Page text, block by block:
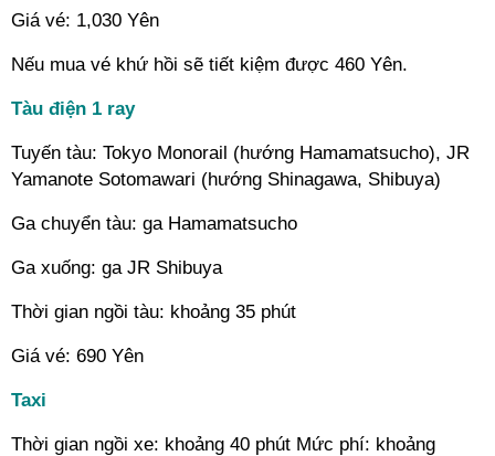
Giá vé: 1,030 Yên
Nếu mua vé khứ hồi sẽ tiết kiệm được 460 Yên.
Tàu điện 1 ray
Tuyến tàu: Tokyo Monorail (hướng Hamamatsucho), JR
Yamanote Sotomawari (hướng Shinagawa, Shibuya)
Ga chuyển tàu: ga Hamamatsucho
Ga xuống: ga JR Shibuya
Thời gian ngồi tàu: khoảng 35 phút
Giá vé: 690 Yên
Taxi
Thời gian ngồi xe: khoảng 40 phút Mức phí: khoảng